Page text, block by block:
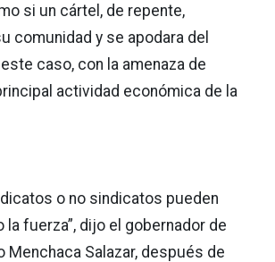
si un cártel, de repente,
comunidad y se apodara del
caso, con la amenaza de
actividad económica de la
o no sindicatos pueden
la fuerza”, dijo el gobernador de
Menchaca Salazar, después de